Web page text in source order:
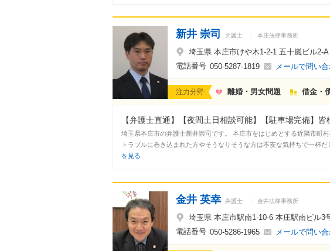
新井 崇司 弁護士 本庄法律事務所
埼玉県 本庄市けや木1-2-1 五十嵐ビル2-A
電話番号 050-5287-1819 メールで問い
注力分野 離婚・男女問題 借金・
【弁護士直通】【夜間土日相談可能】【駐車場完備】
埼玉県本庄市の弁護士新井崇司です。 本庄市をはじめとする近隣市町
トラブルに巻き込まれた方やそうなりそうな方は不安な気持ちで一杯
を見る
金井 英幸 弁護士 金井法律事務所
埼玉県 本庄市駅南1-10-6 本庄駅南ビル3
電話番号 050-5286-1965 メールで問い